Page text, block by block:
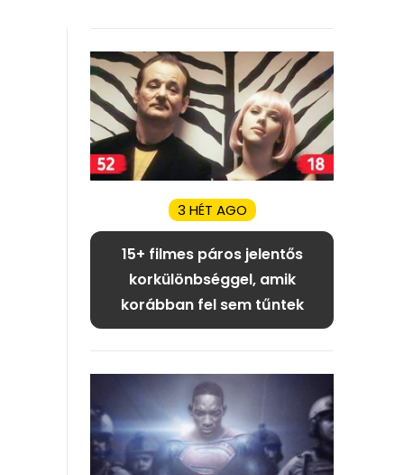
3 HÉT AGO
15+ filmes páros jelentős
korkülönbséggel, amik
korábban fel sem tűntek